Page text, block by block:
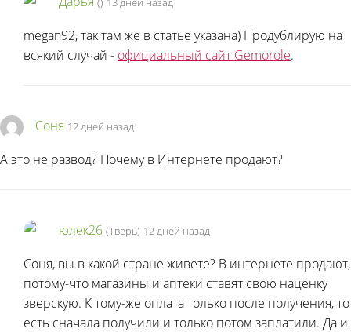
megan92, так там же в статье указана) Продублирую на
всякий случай - официальный сайт Gemorole.
Соня 12 дней назад
А это не развод? Почему в Интернете продают?
юлек26 (Тверь) 12 дней назад
Соня, вы в какой стране живете? В интернете продают,
потому-что магазины и аптеки ставят свою наценку
зверскую. К тому-же оплата только после получения, то
есть сначала получили и только потом заплатили. Да и